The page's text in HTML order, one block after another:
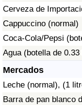
Cerveza de
Cappuccino (normal)
Coca-Cola/Pepsi
Agua (botella de
Mercados
Leche (normal), (1
Barra de pan blanco
Calificación del
(Actual)
Índice de
Índice de
Sanidad